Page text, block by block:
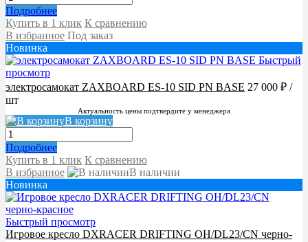
Подробнее
Купить в 1 клик К сравнению
В избранное Под заказ
Новинка
Быстрый
просмотр
электросамокат ZAXBOARD ES-10 SID PN BASE 27 000 ₽ /
шт
Актуальность цены подтвердите у менеджера
В корзину
Подробнее
Купить в 1 клик К сравнению
В избранное
В наличии
Новинка
Быстрый просмотр
Игровое кресло DXRACER DRIFTING OH/DL23/CN черно-